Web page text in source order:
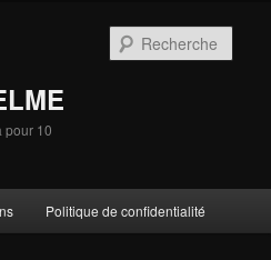
pour 10
Politique de confidentialité